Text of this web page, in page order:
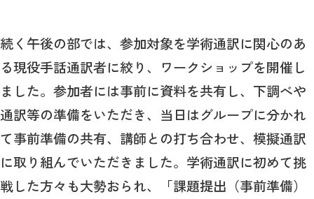
続く午後の部では、参加対象を学術通訳に関心のあ
る現役手話通訳者に絞り、ワークショップを開催し
ました。参加者には事前に資料を共有し、下調べや
通訳等の準備をいただき、当日はグループに分かれ
て事前準備の共有、講師との打ち合わせ、模擬通訳
に取り組んでいただきました。学術通訳に初めて挑
戦した方々も大勢おられ、「課題提出（事前準備）